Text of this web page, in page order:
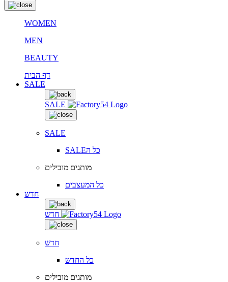
WOMEN
MEN
BEAUTY
דף הבית
SALE
SALE
SALE
SALEכל ה
מותגים מובילים
כל המעצבים
חדש
חדש
חדש
כל החדש
מותגים מובילים